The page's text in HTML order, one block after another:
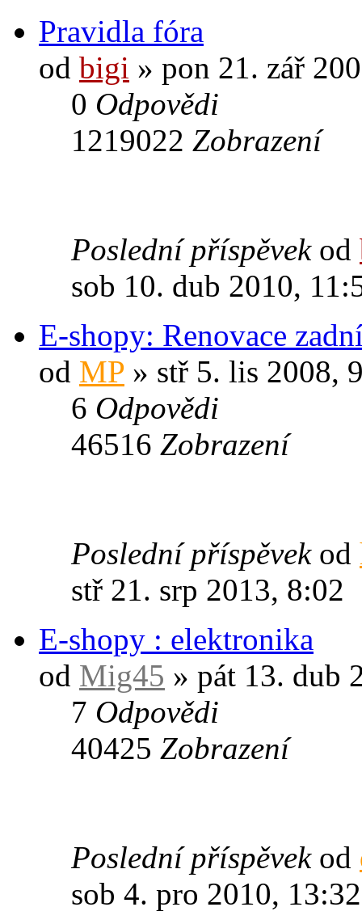
Pravidla fóra
od bigi » pon 21. zář
0 Odpovědi
1219022 Zobrazení
Poslední příspěvek od
sob 10. dub 2010,
E-shopy: Renovace
od MP » stř 5. lis 2008,
6 Odpovědi
46516 Zobrazení
Poslední příspěvek od
stř 21. srp 2013, 8:02
E-shopy : elektronika
od Mig45 » pát 13. dub
7 Odpovědi
40425 Zobrazení
Poslední příspěvek od
sob 4. pro 2010, 13:32